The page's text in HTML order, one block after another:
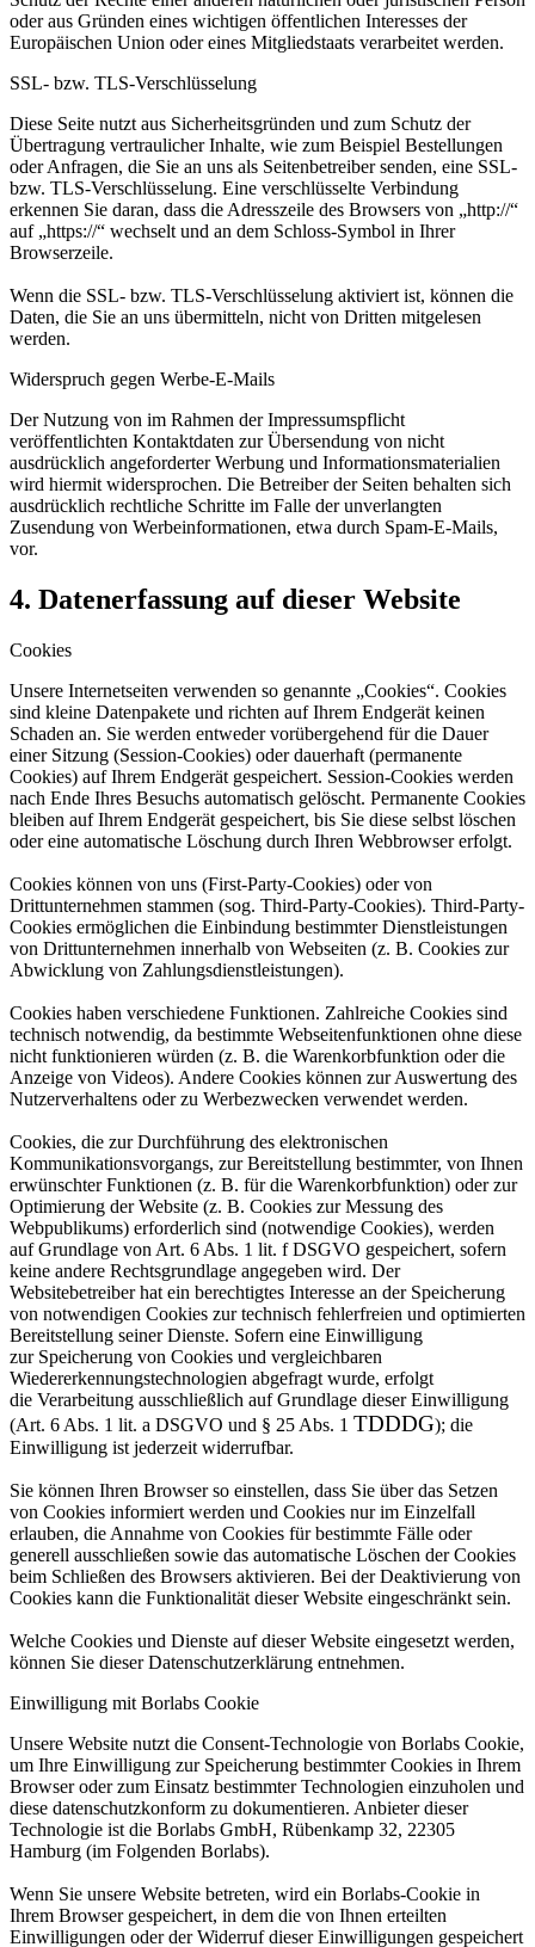
oder aus Gründen eines wichtigen öffentlichen Interesses der
Europäischen Union oder eines Mitgliedstaats verarbeitet werden.
SSL- bzw. TLS-Verschlüsselung
Diese Seite nutzt aus Sicherheitsgründen und zum Schutz der
Übertragung vertraulicher Inhalte, wie zum Beispiel Bestellungen
oder Anfragen, die Sie an uns als Seitenbetreiber senden, eine SSL-
bzw. TLS-Verschlüsselung. Eine verschlüsselte Verbindung
erkennen Sie daran, dass die Adresszeile des Browsers von „http://“
auf „https://“ wechselt und an dem Schloss-Symbol in Ihrer
Browserzeile.
Wenn die SSL- bzw. TLS-Verschlüsselung aktiviert ist, können die
Daten, die Sie an uns übermitteln, nicht von Dritten mitgelesen
werden.
Widerspruch gegen Werbe-E-Mails
Der Nutzung von im Rahmen der Impressumspflicht
veröffentlichten Kontaktdaten zur Übersendung von nicht
ausdrücklich angeforderter Werbung und Informationsmaterialien
wird hiermit widersprochen. Die Betreiber der Seiten behalten sich
ausdrücklich rechtliche Schritte im Falle der unverlangten
Zusendung von Werbeinformationen, etwa durch Spam-E-Mails,
vor.
4. Datenerfassung auf dieser Website
Cookies
Unsere Internetseiten verwenden so genannte „Cookies“. Cookies
sind kleine Datenpakete und richten aufIhrem Endgerät keinen
Schaden an. Sie werden entweder vorübergehend für die Dauer
einer Sitzung (Session-Cookies) oder dauerhaft (permanente
Cookies) auf Ihrem Endgerät gespeichert. Session-Cookies werden
nach Ende Ihres Besuchs automatisch gelöscht. Permanente Cookies
bleiben auf Ihrem Endgerät gespeichert, bis Sie diese selbst löschen
oder eine automatische Löschung durch Ihren Webbrowser erfolgt.
Cookies können von uns (First-Party-Cookies) oder von
Drittunternehmen stammen (sog. Third-Party-Cookies). Third-Party-
Cookies ermöglichen die Einbindung bestimmter Dienstleistungen
von Drittunternehmen innerhalb von Webseiten (z. B. Cookies zur
Abwicklung von Zahlungsdienstleistungen).
Cookies haben verschiedene Funktionen. Zahlreiche Cookies sind
technisch notwendig, da bestimmte Webseitenfunktionen ohne diese
nicht funktionieren würden (z. B. die Warenkorbfunktion oder die
Anzeige von Videos). Andere Cookies können zur Auswertung des
Nutzerverhaltens oder zu Werbezwecken verwendet werden.
Cookies, die zur Durchführung des elektronischen
Kommunikationsvorgangs, zur Bereitstellung bestimmter, von Ihnen
erwünschter Funktionen (z. B. für die Warenkorbfunktion) oder zur
Optimierung derWebsite (z. B. Cookies zur Messung des
Webpublikums) erforderlich sind (notwendige Cookies), werden
aufGrundlage von Art. 6 Abs. 1 lit. f DSGVO gespeichert, sofern
keine andere Rechtsgrundlage angegeben wird. Der
Websitebetreiber hat ein berechtigtes Interesse an der Speicherung
von notwendigen Cookies zurtechnisch fehlerfreien und optimierten
Bereitstellung seiner Dienste. Sofern eine Einwilligung
zur Speicherung von Cookies und vergleichbaren
Wiedererkennungstechnologien abgefragt wurde, erfolgt
die Verarbeitung ausschließlich auf Grundlage dieser Einwilligung
(Art. 6 Abs. 1 lit. a DSGVO und § 25 Abs. 1 TDDDG); die
Einwilligung ist jederzeit widerrufbar.
Sie können Ihren Browser so einstellen, dass Sie über das Setzen
von Cookies informiert werden und Cookies nur im Einzelfall
erlauben, die Annahme von Cookies für bestimmte Fälle oder
generell ausschließen sowie das automatische Löschen der Cookies
beim Schließen des Browsers aktivieren. Bei derDeaktivierung von
Cookies kann die Funktionalität dieser Website eingeschränkt sein.
Welche Cookies und Dienste auf dieser Website eingesetzt werden,
können Sie dieserDatenschutzerklärung entnehmen.
Einwilligung mit Borlabs Cookie
Unsere Website nutzt die Consent-Technologie von Borlabs Cookie,
um Ihre Einwilligung zur Speicherung bestimmter Cookies in Ihrem
Browser oder zum Einsatz bestimmter Technologien einzuholen und
diese datenschutzkonform zu dokumentieren. Anbieter dieser
Technologie ist die Borlabs GmbH, Rübenkamp 32, 22305
Hamburg (im Folgenden Borlabs).
Wenn Sie unsere Website betreten, wird ein Borlabs-Cookie in
Ihrem Browser gespeichert, in dem die von Ihnen erteilten
Einwilligungen oder der Widerruf dieser Einwilligungen gespeichert